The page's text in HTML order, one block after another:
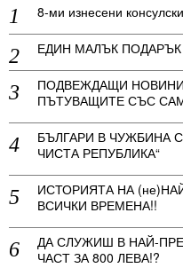
8-ми изнесени
ЕДИН МАЛЪК
ПОДВЕЖДАЩИ
ПЪТУВАЩИТЕ СЪС
БЪЛГАРИ В ЧУЖБИНА
ЧИСТА РЕПУБЛИКА“
ИСТОРИЯТА НА
ВСИЧКИ ВРЕМЕНА!!
ДА СЛУЖИШ В НАЙ-
ЧАСТ ЗА 800 ЛЕВА!?